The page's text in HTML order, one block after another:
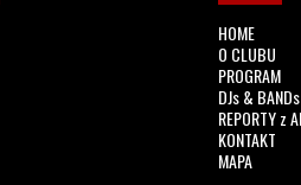
HOME
O CLUBU
PROGRAM
DJs & BANDs
REPORTY z
KONTAKT
MAPA